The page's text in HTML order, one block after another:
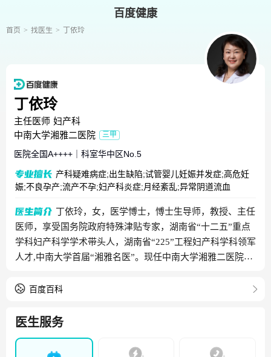
百度健康
首页 找医生 丁依玲
丁依玲
主任医师 妇产科
中南大学湘雅二医院
三甲
医院全国A++++ 科室华中区No.5
产科疑难病症;出生缺陷;试管婴儿妊娠并发症;高危妊
娠;不良孕产;流产不孕;妇产科炎症;月经紊乱;异常阴道流血
丁依玲，女，医学愽士，愽士生导师，教授、主任
医师，享受国务院政府特殊津贴专家，湖南省“十二五”重点
学科妇产科学学术带头人，湖南省“225”工程妇产科学科领军
人才,中南大学首届“湘雅名医”。现任中南大学湘雅二医院妇
主任、女性生殖疾病研究室主任。学术任职：中国医师协会
员，中华医学会围产医学专业委员会全国委员，中华医学会
床专业委员会副主任委员，湖南省医学会围产医学专业委员
百度百科
医生服务